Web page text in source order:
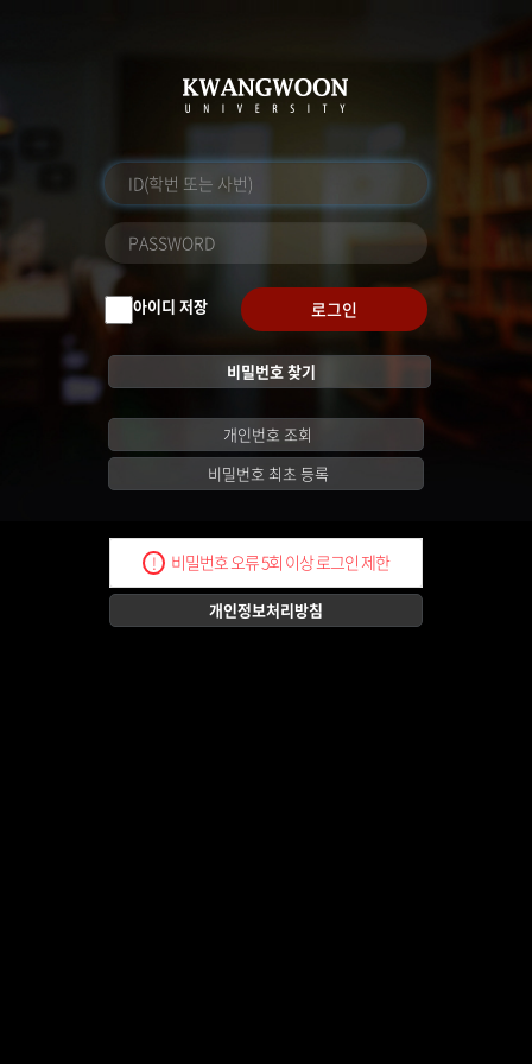
아이디 저장 로그인
비밀번호 찾기
개인번호 조회
비밀번호 최초 등록
! 비밀번호 오류 5회 이상 로그인 제한
개인정보처리방침